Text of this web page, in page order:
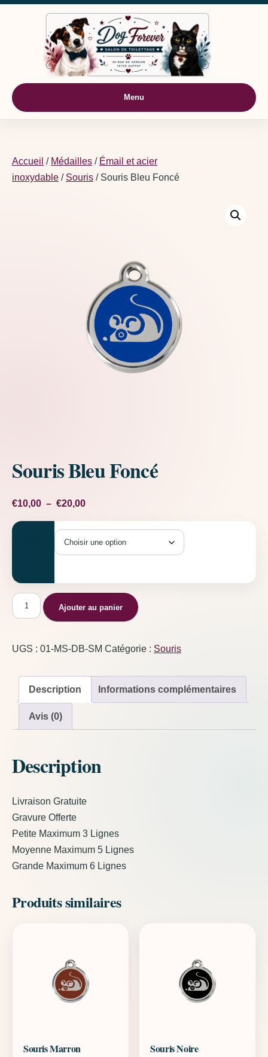
Aller au contenu
Menu
Accueil / Médailles / Émail et acier
inoxydable / Souris / Souris Bleu Foncé
Souris Bleu Foncé
€10,00 – €20,00Plage de prix : €10,00 à €20,00
quantité de Souris Bleu Foncé
Ajouter au panier
UGS : 01-MS-DB-SM Catégorie : Souris
Description Informations complémentaires
Avis (0)
Description
Livraison Gratuite
Gravure Offerte
Petite Maximum 3 Lignes
Moyenne Maximum 5 Lignes
Grande Maximum 6 Lignes
Produits similaires
Souris Marron Souris Noire